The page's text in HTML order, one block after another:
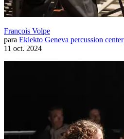
François Volpe
para Eklekto Geneva percussion center
11 oct. 2024